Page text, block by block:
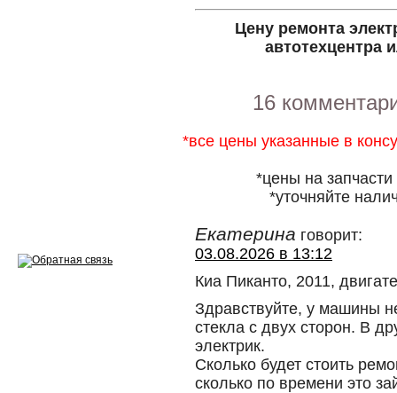
Цену ремонта
автотехцентра
16
*все цены указанные в
*цены на
*уточняйте
Екатерина говорит:
03.08.2026 в 13:12
Киа Пиканто, 2011,
Здравствуйте, у машины
стекла с двух сторон. В
электрик.
Сколько будет стоить
сколько по времени это